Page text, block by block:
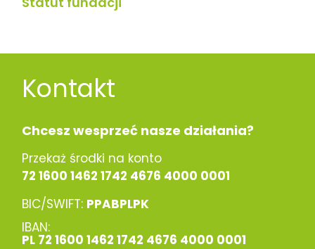
Kontakt
Chcesz wesprzeć nasze działania?
Przekaż środki na konto
72 1600 1462 1742 4676 4000 0001
BIC/SWIFT: PPABPLPK
IBAN:
PL 72 1600 1462 1742 4676 4000 0001